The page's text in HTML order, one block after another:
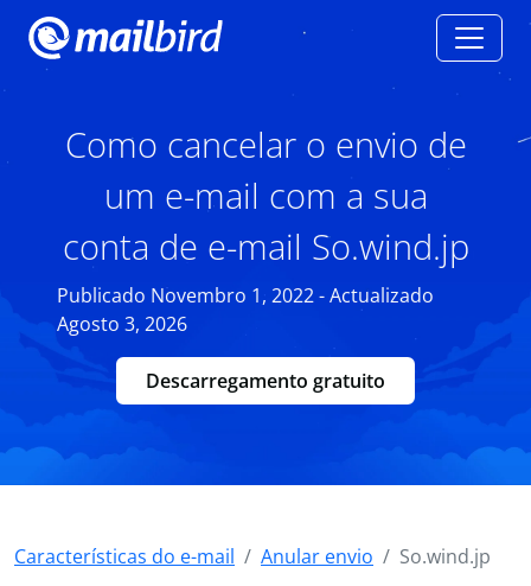
Como cancelar o envio de
um e-mail com a sua
conta de e-mail So.wind.jp
Publicado Novembro 1, 2022 - Actualizado
Agosto 3, 2026
Descarregamento gratuito
Características do e-mail Anular envio So.wind.jp